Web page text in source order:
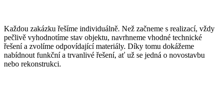
Každou zakázku řešíme individuálně. Než začneme s realizací, vždy
pečlivě vyhodnotíme stav objektu, navrhneme vhodné technické
řešení a zvolíme odpovídající materiály. Díky tomu dokážeme
nabídnout funkční a trvanlivé řešení, ať už se jedná o novostavbu
nebo rekonstrukci.